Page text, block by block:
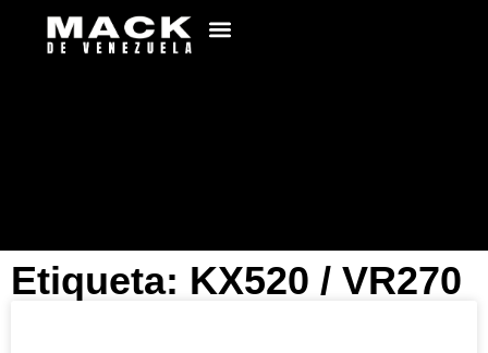
Etiqueta: KX520 / VR270